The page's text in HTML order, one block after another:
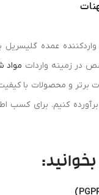
عمده گلیسریل
در زمینه واردات مواد
برتر و محصولات با
کنیم. برای کسب